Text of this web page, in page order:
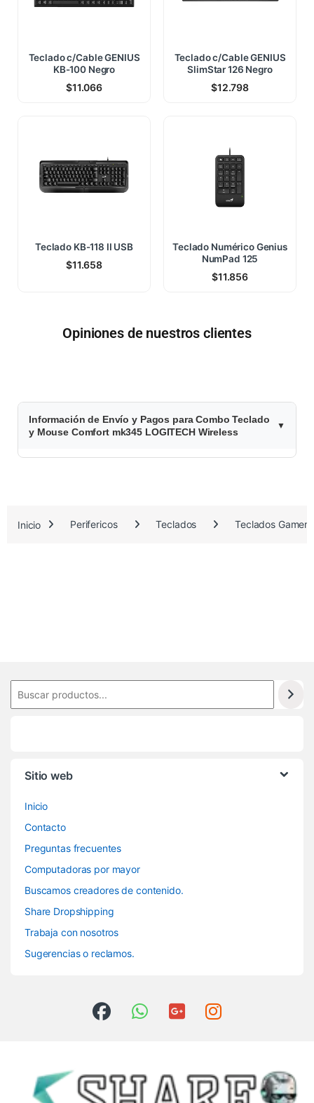
Teclado c/Cable GENIUS
KB-100 Negro
$11.066
Teclado c/Cable GENIUS
SlimStar 126 Negro
$12.798
Teclado KB-118 II USB
$11.658
Teclado Numérico Genius
NumPad 125
$11.856
Opiniones de nuestros clientes
$
4
8
6
Información de Envío y Pagos para Combo Teclado
y Mouse Comfort mk345 LOGITECH Wireless
Inicio Perifericos Teclados Teclados Gamers
Sitio web
Inicio
Contacto
Preguntas frecuentes
Computadoras por mayor
Buscamos creadores de contenido.
Share Dropshipping
Trabaja con nosotros
Sugerencias o reclamos.